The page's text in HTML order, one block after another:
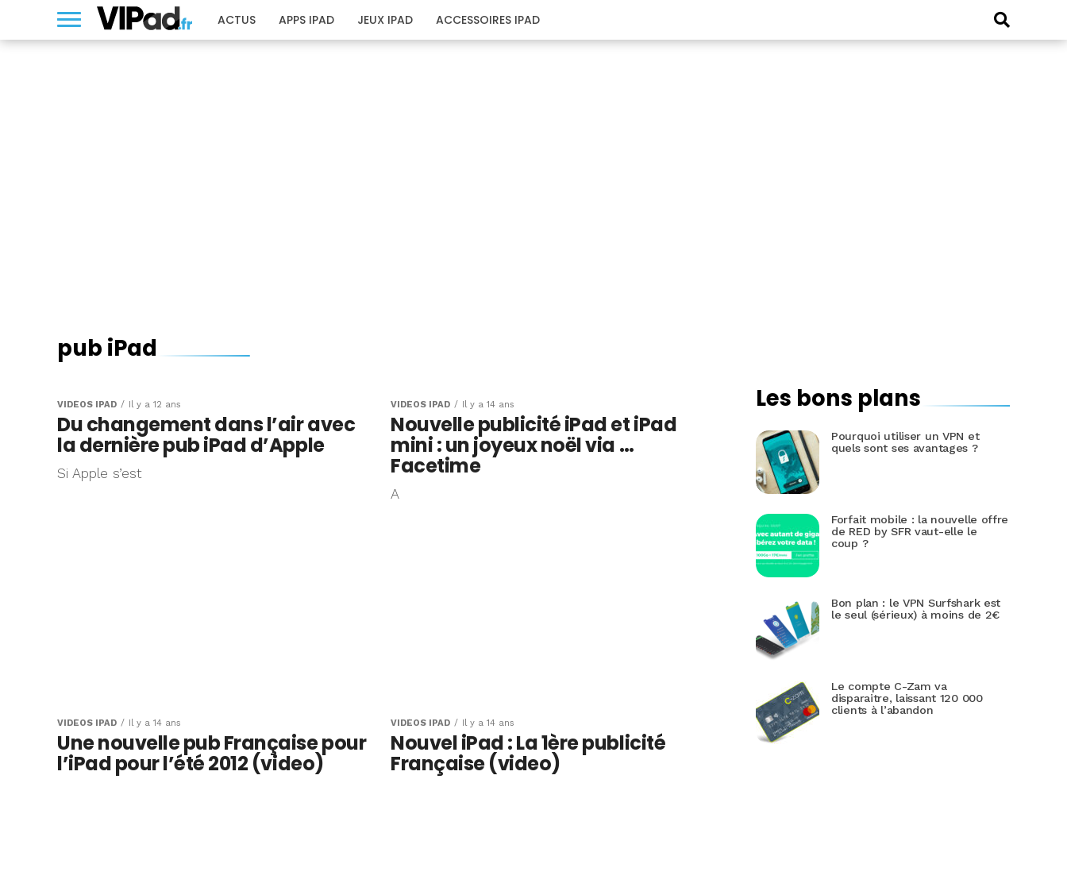
ACTUS APPS IPAD JEUX IPAD ACCESSOIRES IPAD
PUB IPAD
pub : Tout change avec
l’iPad
Alors que
pub iPad
VIDÉOS IPAD Il y a 12 ans
Du changement dans l’air avec
la dernière pub iPad d’Apple
Si Apple s’est
VIDÉOS IPAD Il y a 14 ans
Nouvelle publicité iPad et iPad
mini : un joyeux noël via …
Facetime
A
VIDÉOS IPAD Il y a 14 ans
Une nouvelle pub Française pour
l’iPad pour l’été 2012 (video)
VIDÉOS IPAD Il y a 14 ans
Nouvel iPad : La 1ère publicité
Française (video)
Les bons plans
Pourquoi utiliser un VPN et
quels sont ses avantages ?
Forfait mobile : la nouvelle offre
de RED by SFR vaut-elle le
coup ?
Bon plan : le VPN Surfshark est
le seul (sérieux) à moins de 2€
Le compte C-Zam va
disparaitre, laissant 120 000
clients à l’abandon